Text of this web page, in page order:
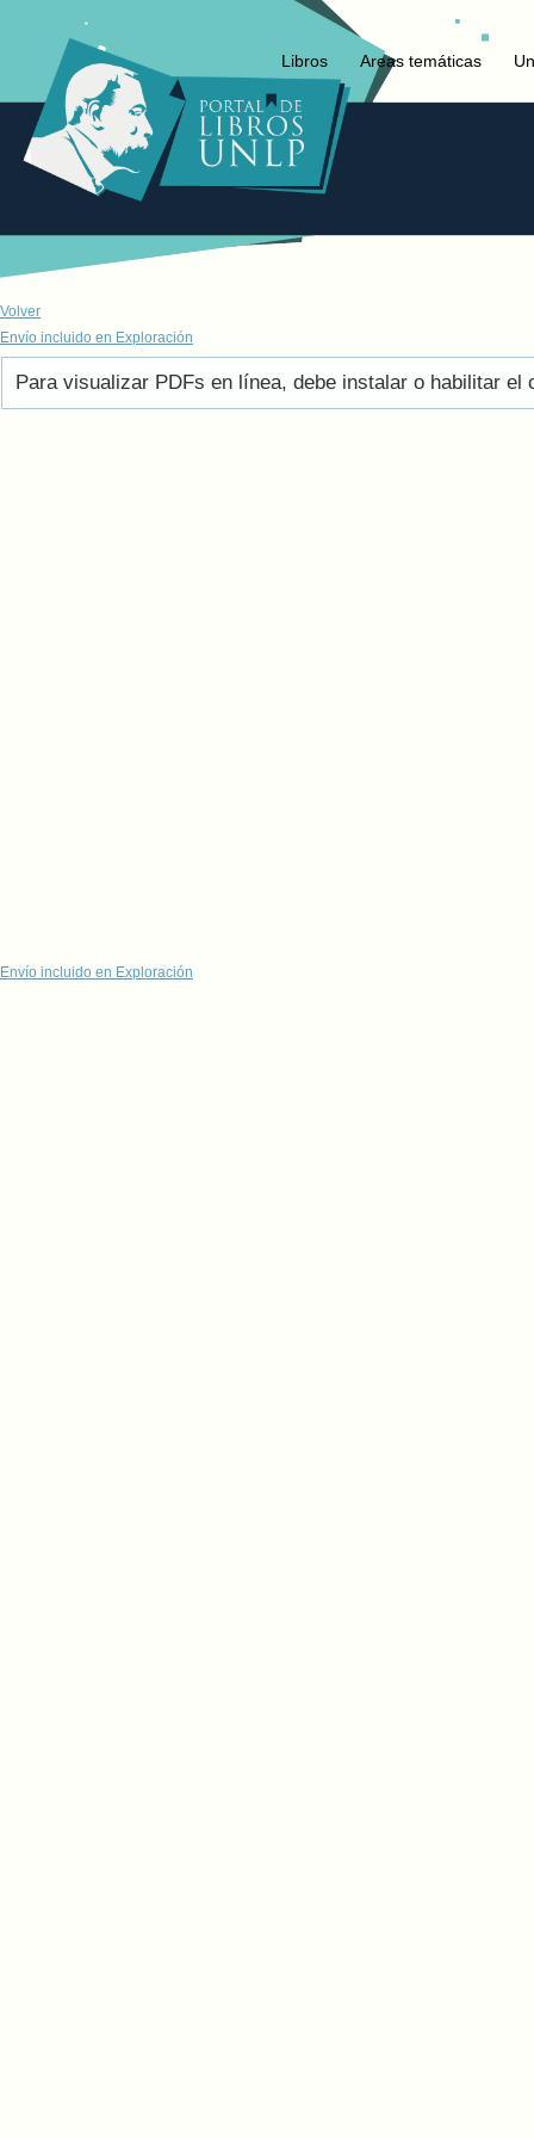
Libros Areas temáticas
Volver
Envío incluido en Exploración
Para visualizar PDFs en línea, debe instalar o habilitar el
Envío incluido en Exploración